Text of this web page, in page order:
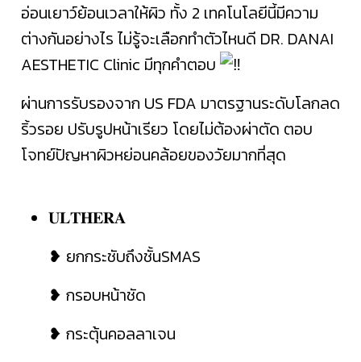
อ่อนเยาว์ย้อนเวลาให้ผิว ทั้ง 2 เทคโนโลยีนี้มีความ
ต่างกันอย่างไร ไม่รู้จะเลือกทำตัวไหนดี DR. DANAI
AESTHETIC Clinic มีทุกคำตอบ
ผ่านการรับรองจาก US FDA มาตรฐานระดับโลกลด
ริ้วรอย ปรับรูปหน้าเรียว โดยไม่ต้องผ่าตัด ตอบ
โจทย์ปัญหาผิวหย่อนคล้อยของวัยมากที่สุด
𝐔𝐋𝐓𝐇𝐄𝐑𝐀
❥ ยกกระชับถึงชั้นSMAS
❥ กรอบหน้าชัด
❥ กระตุ้นคอลลาเจน